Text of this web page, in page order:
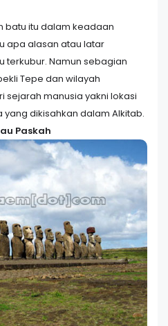
batu itu dalam keadaan
apa alasan atau latar
terkubur. Namun sebagian
Tepe dan wilayah
sejarah manusia yakni lokasi
dikisahkan dalam Alkitab.
Paskah